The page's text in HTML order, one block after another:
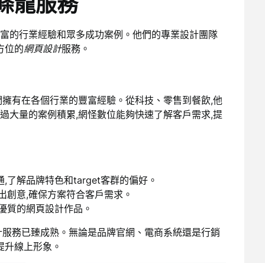
的行業經驗和眾多成功案例。他們的專業設計團隊
位的網頁設計服務。
有在各個行業的豐富經驗。從科技、零售到餐飲,他
大量的案例積累,網怪數位能夠快速了解客戶需求,提
了解品牌特色和target客群的偏好。
創意,確保方案符合客戶需求。
質的網頁設計作品。
務已臻成熟。無論是品牌官網、電商系統還是行銷
線上形象。